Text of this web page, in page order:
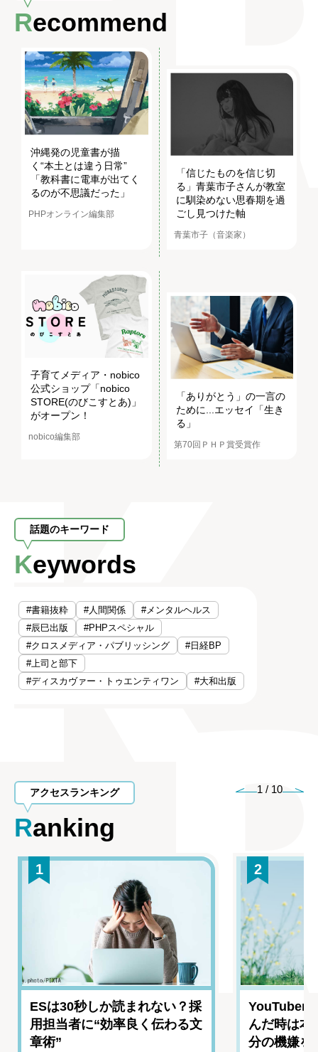
Recommend
沖縄発の児童書が描
く“本土とは違う日常”
「教科書に電車が出てく
るのが不思議だった」
PHPオンライン編集部
「信じたものを信じ切
る」青葉市子さんが教室
に馴染めない思春期を過
ごし見つけた軸
青葉市子（音楽家）
子育てメディア・nobico
公式ショップ「nobico
STORE(のびこすとあ)」
がオープン！
nobico編集部
「ありがとう」の一言の
ために...エッセイ「生き
る」
第70回ＰＨＰ賞受賞作
話題のキーワード
Keywords
#書籍抜粋 #人間関係
#メンタルヘルス
#辰巳出版
#PHPスペシャル
#クロスメディア・パブリッシング
#日経BP
#上司と部下
#ディスカヴァー・トゥエンティワン
#大和出版
アクセスランキング
Ranking
1 / 10
1
ESは30秒しか読まれない？採
用担当者に“効率良く伝わる文
章術”
2
YouTuber
んだ時は
分の機嫌を